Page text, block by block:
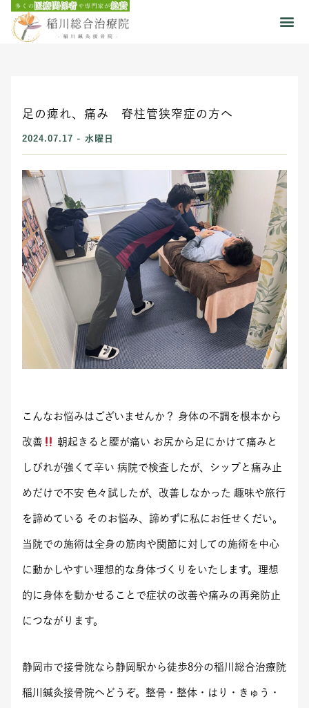
足の痺れ、痛み 脊柱管狭窄症の方へ
2024.07.17 - 水曜日
こんなお悩みはございませんか？ 身体の不調を根本から
改善 朝起きると腰が痛い お尻から足にかけて痛みと
しびれが強くて辛い 病院で検査したが、シップと痛み止
めだけで不安 色々試したが、改善しなかった 趣味や旅行
を諦めている そのお悩み、諦めずに私にお任せくだい。
当院での施術は全身の筋肉や関節に対しての施術を中心
に動かしやすい理想的な身体づくりをいたします。理想
的に身体を動かせることで症状の改善や痛みの再発防止
につながります。
静岡市で接骨院なら静岡駅から徒歩8分の稲川総合治療院
稲川鍼灸接骨院へどうぞ。整骨・整体・はり・きゅう・